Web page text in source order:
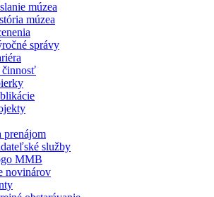
múzea
múzea
správy
činnosť
prenájom
služby
MMB
novinárov